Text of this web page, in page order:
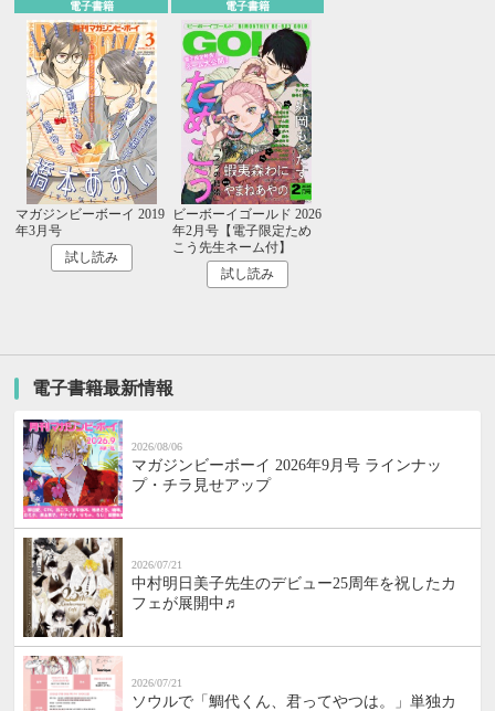
電子書籍
マガジンビーボーイ 2019
年3月号
試し読み
電子書籍
ビーボーイゴールド 2026
年2月号【電子限定ため
こう先生ネーム付】
試し読み
電子書籍最新情報
2026/08/06
マガジンビーボーイ 2026年9月号 ラインナッ
プ・チラ見せアップ
2026/07/21
中村明日美子先生のデビュー25周年を祝したカ
フェが展開中♬
2026/07/21
ソウルで「鯛代くん、君ってやつは。」単独カ